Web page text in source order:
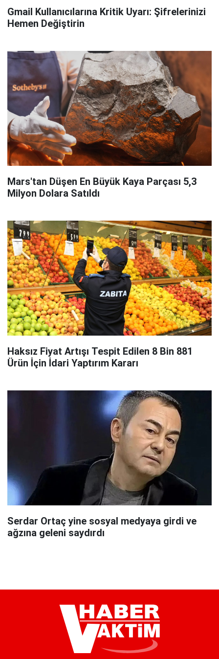
Gmail Kullanıcılarına Kritik Uyarı: Şifrelerinizi
Hemen Değiştirin
Mars'tan Düşen En Büyük Kaya Parçası 5,3
Milyon Dolara Satıldı
Haksız Fiyat Artışı Tespit Edilen 8 Bin 881
Ürün İçin İdari Yaptırım Kararı
Serdar Ortaç yine sosyal medyaya girdi ve
ağzına geleni saydırdı